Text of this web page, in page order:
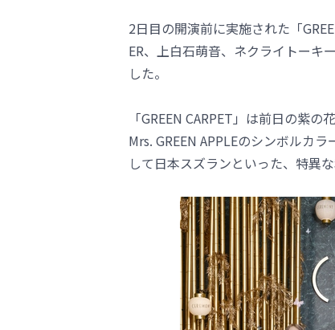
2日目の開演前に実施された「
ER、上白石萌音、ネクライトーキ
した。
「GREEN CARPET」は前日の紫
Mrs. GREEN APPLEのシンボルカ
して日本スズランといった、特異